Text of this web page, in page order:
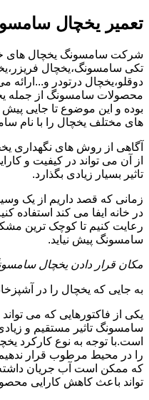
تعمیر یخچال
شرکت سامسونگ یخچال های
تکی سامسونگ،یخچال
دوقلو،یخچال درتودر و...ارائه
محصولات سامسونگ از جمله
بوده و این موضوع تا جایی
های مختلف یخچال را با نام
آگاهی از روش های نگهداری
از آن می تواند در کیفیت و
تاثیر بسیار زیادی بگذارد.
زمانی که قصد داریم از یک
در خانه ایفا می کند استفاده
رعایت کنیم تا کوچک ترین
سامسونگ پیش نیاید.
مکان قرار دادن یخچال
به جایی که یخچال را در
یکی از فاکتورهایی که می
سامسونگ تاثیر مستقیم و
است.با توجه به نوع کارکرد
را در محیط مرطوب قرار
که ممکن است آب جریان
تواند باعث کاهش کارایی